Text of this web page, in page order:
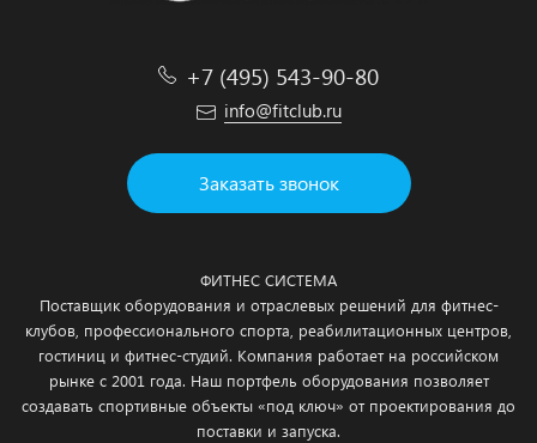
+7 (495) 543-90-80
info@fitclub.ru
Заказать звонок
ФИТНЕС СИСТЕМА
Поставщик оборудования и отраслевых решений для фитнес-
клубов, профессионального спорта, реабилитационных центров,
гостиниц и фитнес-студий. Компания работает на российском
рынке с 2001 года. Наш портфель оборудования позволяет
создавать спортивные объекты «под ключ» от проектирования до
поставки и запуска.